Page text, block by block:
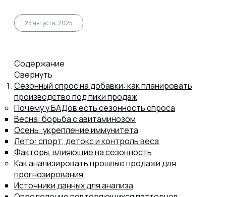
Протеина
Каталог
Статьи
25 августа, 2025
Содержание
Свернуть
Сезонный спрос на добавки: как планировать
производство под пики продаж
Почему у БАДов есть сезонность спроса
Весна: борьба с авитаминозом
Осень: укрепление иммунитета
Лето: спорт, детокс и контроль веса
Факторы, влияющие на сезонность
Как анализировать прошлые продажи для
прогнозирования
Источники данных для анализа